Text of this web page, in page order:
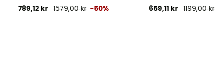
789,12 kr 1579,00 kr -50% 659,11 kr 1199,00 kr